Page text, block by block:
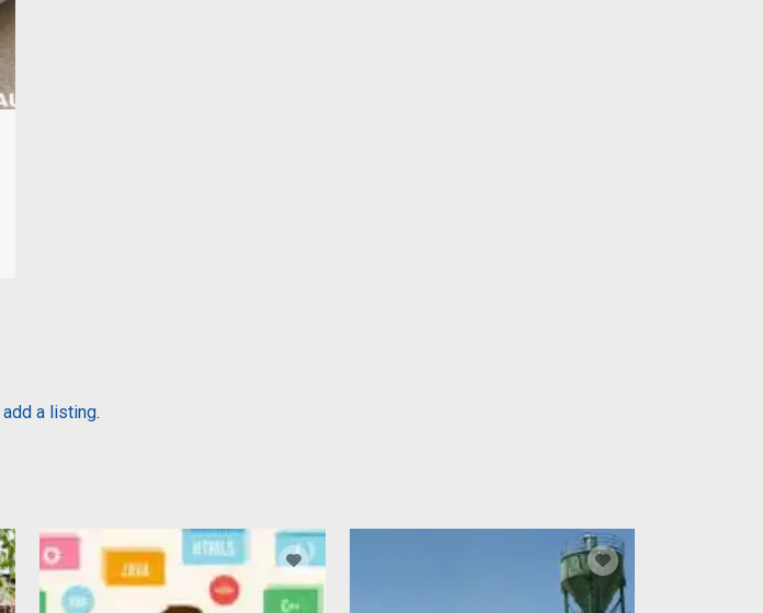
add a listing.